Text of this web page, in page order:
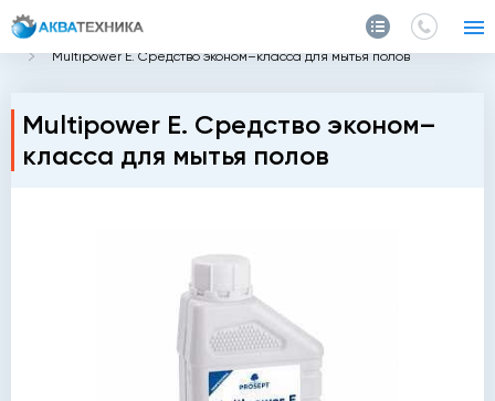
Главная Каталог
Для поверхностей
Multipower E. Средство эконом–класса для мытья полов
Multipower E. Средство эконом–
класса для мытья полов